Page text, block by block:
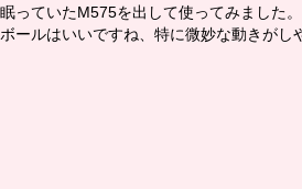
っていたM575を出して使ってみました。
ールはいいですね、特に微妙な動きがし